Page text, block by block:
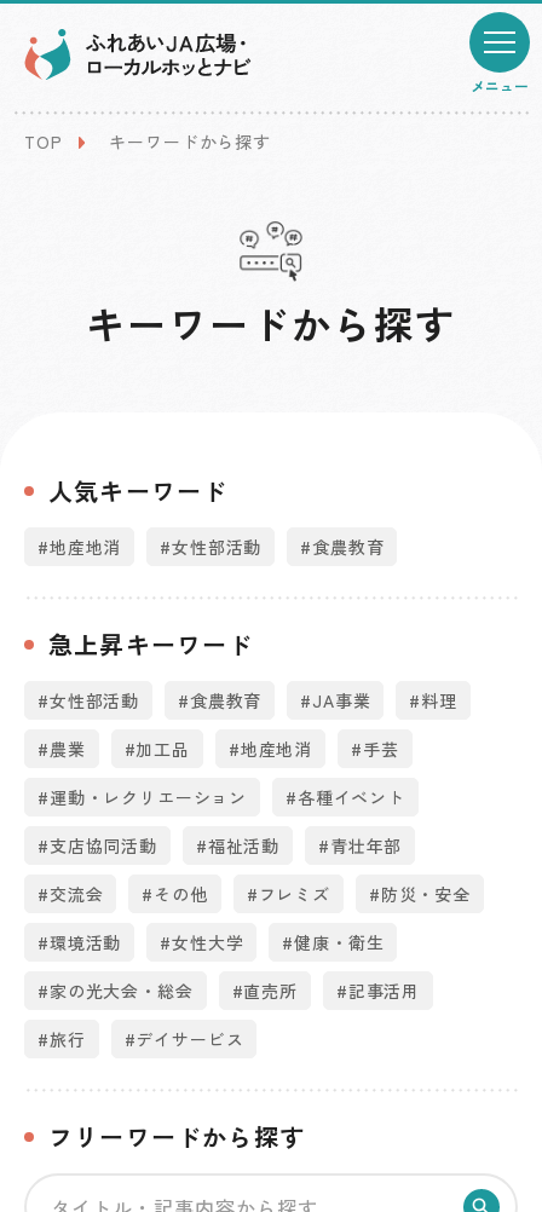
メニュー
TOP キーワードから探す
キーワードから探す
人気キーワード
#地産地消 #女性部活動 #食農教育
急上昇キーワード
#女性部活動 #食農教育 #JA事業
#料理
#農業
#加工品 #地産地消
#手芸
#運動・レクリエーション
#各種イベント
#支店協同活動
#福祉活動
#青壮年部
#交流会
#その他 #フレミズ
#防災・安全
#環境活動
#女性大学
#健康・衛生
#家の光大会・総会
#直売所
#記事活用
#旅行
#デイサービス
フリーワードから探す